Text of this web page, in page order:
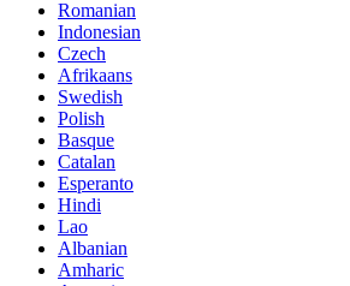
Romanian
Indonesian
Czech
Afrikaans
Swedish
Polish
Basque
Catalan
Esperanto
Hindi
Lao
Albanian
Amharic